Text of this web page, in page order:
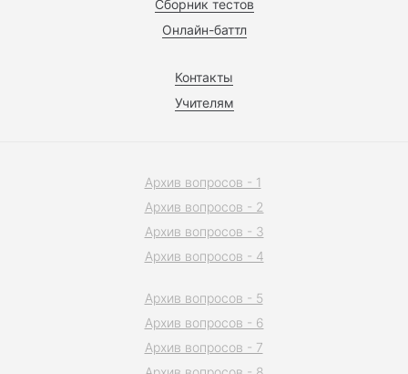
Сборник тестов
Онлайн-баттл
Контакты
Учителям
Архив вопросов - 1
Архив вопросов - 2
Архив вопросов - 3
Архив вопросов - 4
Архив вопросов - 5
Архив вопросов - 6
Архив вопросов - 7